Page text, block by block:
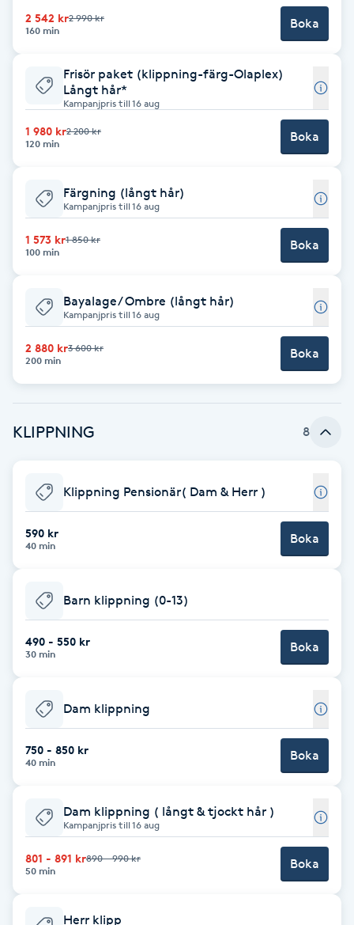
Bröllopsuppsättning
C
Celluliter
Coachning
Color correction
Cryoterapi
Damklippning
Dermapen
E
Enzympeeling
Eyeliner-tatuering
Faceliftmassage
Fet hårbotten
Fettreducering
Fibromassage
Fillers
Fotmassage
2 542 kr2 990 kr
160 min
Boka
Frisör paket (klippning-färg-Olaplex)
Långt hår*
Kampanjpris till 16 aug
1 980 kr2 200 kr
120 min
Boka
Färgning (långt hår)
Kampanjpris till 16 aug
1 573 kr1 850 kr
100 min
Boka
Bayalage/ Ombre (långt hår)
Kampanjpris till 16 aug
2 880 kr3 600 kr
200 min
Boka
KLIPPNING 8
Klippning Pensionär( Dam & Herr )
590 kr
40 min Boka
Barn klippning (0-13)
490 - 550 kr
30 min Boka
Dam klippning
750 - 850 kr
40 min Boka
Dam klippning ( långt & tjockt hår )
Kampanjpris till 16 aug
801 - 891 kr890 - 990 kr
50 min
Boka
Herr klipp